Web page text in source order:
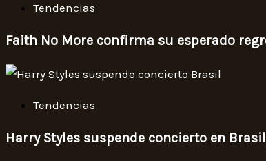
Tendencias
Faith No More confirma su esperado
Tendencias
Harry Styles suspende concierto en